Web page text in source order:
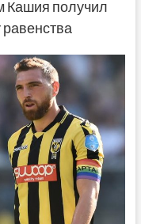
t
o
n
Кашия получил